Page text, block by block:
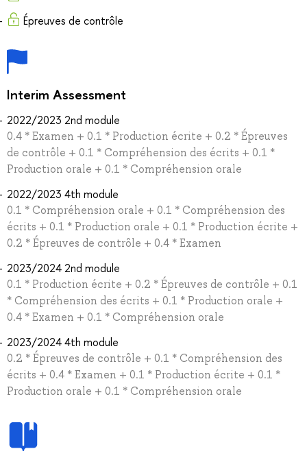
Épreuves de contrôle
Interim Assessment
2022/2023 2nd module
0.4 * Examen + 0.1 * Production écrite + 0.2 * Épreuves
de contrôle + 0.1 * Сompréhension des écrits + 0.1 *
Production orale + 0.1 * Compréhension orale
2022/2023 4th module
0.1 * Compréhension orale + 0.1 * Сompréhension des
écrits + 0.1 * Production orale + 0.1 * Production écrite +
0.2 * Épreuves de contrôle + 0.4 * Examen
2023/2024 2nd module
0.1 * Production écrite + 0.2 * Épreuves de contrôle + 0.1
* Сompréhension des écrits + 0.1 * Production orale +
0.4 * Examen + 0.1 * Compréhension orale
2023/2024 4th module
0.2 * Épreuves de contrôle + 0.1 * Сompréhension des
écrits + 0.4 * Examen + 0.1 * Production écrite + 0.1 *
Production orale + 0.1 * Compréhension orale